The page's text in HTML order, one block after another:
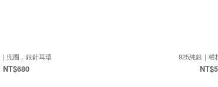
兜圈．銀針耳環
NT$680
925純銀｜權